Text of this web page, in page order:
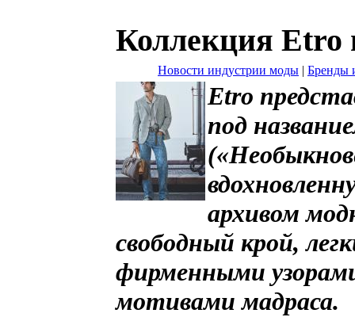
Коллекция Etro
Новости индустрии моды | Бренды
Etro
под
архивом
свободный крой,
фирменными
мотивами мадраса.